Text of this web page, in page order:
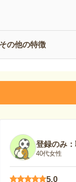
その他の特徴
登録のみ
40代女性
5.0